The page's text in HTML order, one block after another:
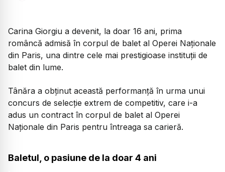
Carina Giorgiu a devenit, la doar 16 ani, prima
româncă admisă în corpul de balet al Operei Naționale
din Paris, una dintre cele mai prestigioase instituții de
balet din lume.
Tânăra a obținut această performanță în urma unui
concurs de selecție extrem de competitiv, care i-a
adus un contract în corpul de balet al Operei
Naționale din Paris pentru întreaga sa carieră.
Baletul, o pasiune de la doar 4 ani